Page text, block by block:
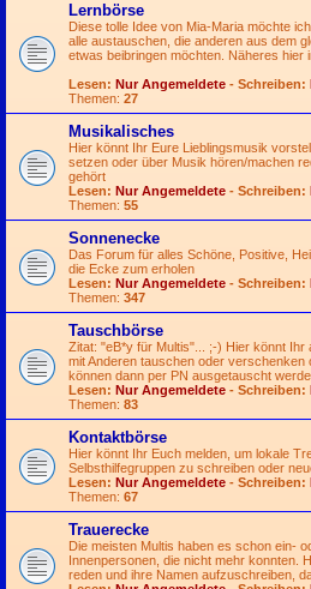
Lernbörse
Diese tolle Idee von Mia-Maria möchte
alle austauschen, die anderen aus dem
etwas beibringen möchten. Näheres hier
Lesen: Nur Angemeldete - Schreiben:
Themen: 27
Musikalisches
Hier könnt Ihr Eure Lieblingsmusik
setzen oder über Musik hören/machen
gehört
Lesen: Nur Angemeldete - Schreiben:
Themen: 55
Sonnenecke
Das Forum für alles Schöne, Positive,
die Ecke zum erholen
Lesen: Nur Angemeldete - Schreiben:
Themen: 347
Tauschbörse
Zitat: "eB*y für Multis"... ;-) Hier könnt Ihr
mit Anderen tauschen oder verschenken
können dann per PN ausgetauscht
Lesen: Nur Angemeldete - Schreiben:
Themen: 83
Kontaktbörse
Hier könnt Ihr Euch melden, um lokale
Selbsthilfegruppen zu schreiben oder
Lesen: Nur Angemeldete - Schreiben:
Themen: 67
Trauerecke
Die meisten Multis haben es schon ein-
Innenpersonen, die nicht mehr konnten.
reden und ihre Namen aufzuschreiben,